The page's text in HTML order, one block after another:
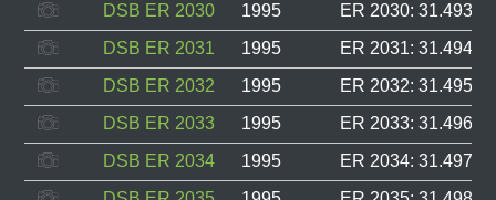
DSB ER 2030
1995
ER 2030: 31.493,
DSB ER 2031
1995
ER 2031: 31.494,
DSB ER 2032
1995
ER 2032: 31.495,
DSB ER 2033
1995
ER 2033: 31.496,
DSB ER 2034
1995
ER 2034: 31.497,